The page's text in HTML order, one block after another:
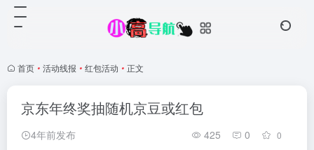
首页 • 活动线报 • 红包活动 • 正文
京东年终奖抽随机京豆或红包
4年前发布 425 0 0